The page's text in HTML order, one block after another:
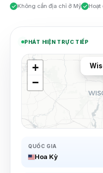
Không cần địa chỉ ở Mỹ
PHÁT HIỆN TRỰC TIẾP
+
−
QUỐC GIA
Hoa Kỳ